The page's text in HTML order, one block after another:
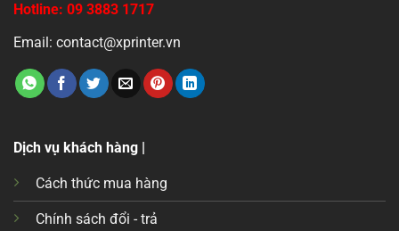
Hotline: 09 3883 1717
Email: contact@xprinter.vn
Dịch vụ khách hàng |
Cách thức mua hàng
Chính sách đổi - trả